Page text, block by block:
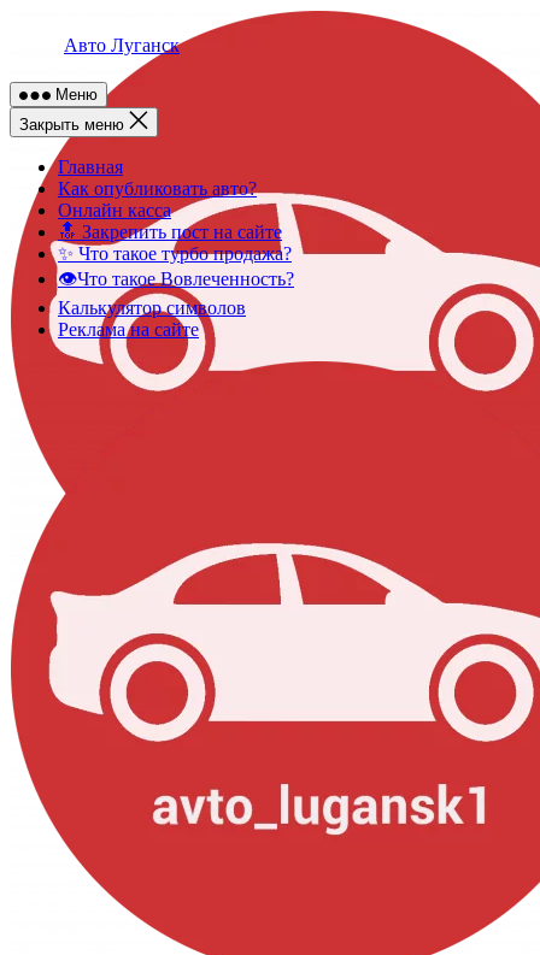
Авто Луганск
Меню
Закрыть меню
Главная
Как опубликовать авто?
Онлайн касса
🔝 Закрепить пост на сайте
✨ Что такое турбо продажа?
👁️Что такое Вовлеченность?
Калькулятор символов
Реклама на сайте